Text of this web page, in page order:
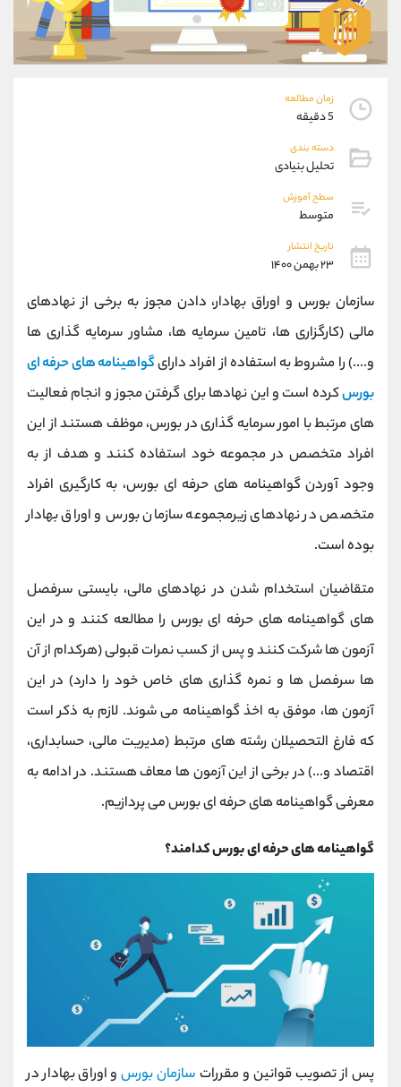
زمان مطالعه
5 دقیقه
دسته بندی
تحلیل بنیادی
سطح آموزش
متوسط
تاریخ انتشار
۲۳ بهمن ۱۴۰۰
سازمان بورس و اوراق بهادار، دادن مجوز به برخی از نهادهای
مالی (کارگزاری ها، تامین سرمایه ها، مشاور سرمایه گذاری ها
و....) را مشروط به استفاده از افراد دارایگواهینامه های حرفه ای
بورسکرده است و این نهادها برای گرفتن مجوز و انجام فعالیت
های مرتبط با امور سرمایه گذاری در بورس، موظف هستند از این
افراد متخصص در مجموعه خود استفاده کنند و هدف از به
وجود آوردن گواهینامه های حرفه ای بورس، به کارگیری افراد
متخصص در نهادهای زیرمجموعه سازمان بورس و اوراق بهادار
بوده است.
متقاضیان استخدام شدن در نهادهای مالی، بایستی سرفصل
های گواهینامه های حرفه ای بورس را مطالعه کنند و در این
آزمون ها شرکت کنند و پس از کسب نمرات قبولی (هرکدام از آن
ها سرفصل ها و نمره گذاری های خاص خود را دارد) در این
آزمون ها، موفق به اخذ گواهینامه می شوند. لازم به ذکر است
که فارغ التحصیلان رشته های مرتبط (مدیریت مالی، حسابداری،
اقتصاد و...) در برخی از این آزمون ها معاف هستند. در ادامه به
معرفی گواهینامه های حرفه ای بورس می پردازیم.
گواهینامه های حرفه ای بورس کدامند؟
پس از تصویب قوانین و مقررات سازمان بورسو اوراق بهادار در
09927779040
واتساپ شروع گفتگو
تلگرام @Armteam_admin_por
پشتیبان فروش
موبایل
واتساپ
داخلی
اطلاعات تماس (دفتر فروش)
تلفن 021-22021030
بدون پیش شماره 90001030
اینستاگرام @alireza.mehrabii
کانال تلگرام @alirezamehrabi_com